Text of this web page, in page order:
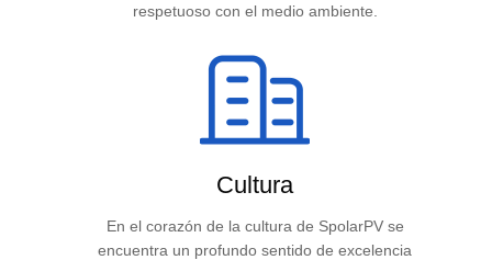
respetuoso con el medio ambiente.
Cultura
En el corazón de la cultura de SpolarPV se
encuentra un profundo sentido de excelencia